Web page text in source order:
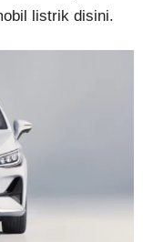
listrik disini.